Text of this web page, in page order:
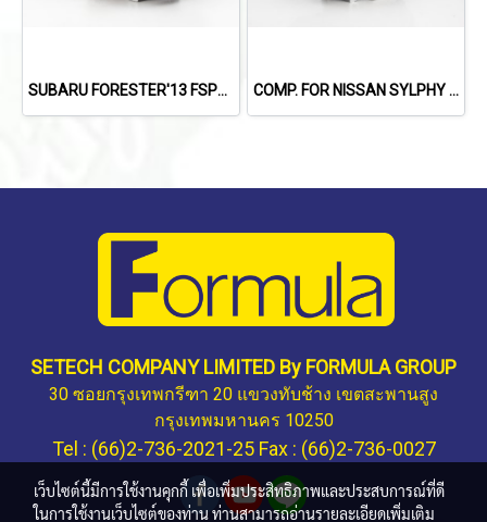
SUBARU FORESTER'13 FSPEC COMP. FOR NISSAN SYLPHY 1.8L /X-TRIAL'14 /TEANA L33'13-'19 (2.0L)
SETECH COMPANY LIMITED By FORMULA GROUP
30 ซอยกรุงเทพกรีฑา 20 แขวงทับช้าง เขตสะพานสูง
กรุงเทพมหานคร 10250
Tel : (66)2-736-2021-25 Fax : (66)2-736-0027
เว็บไซต์นี้มีการใช้งานคุกกี้ เพื่อเพิ่มประสิทธิภาพและประสบการณ์ที่ดี
ในการใช้งานเว็บไซต์ของท่าน ท่านสามารถอ่านรายละเอียดเพิ่มเติม